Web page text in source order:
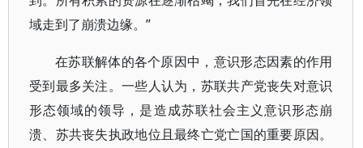
域走到了崩溃边缘。”
在苏联解体的各个原因中，意识形态因素的作用
受到最多关注。一些人认为，苏联共产党丧失对意识
形态领域的领导，是造成苏联社会主义意识形态崩
溃、苏共丧失执政地位且最终亡党亡国的重要原因。